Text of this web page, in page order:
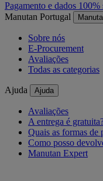
Pagamento e dados 100%
Manutan Portugal
Sobre nós
E-Procurement
Avaliações
Todas as categorias
Ajuda Ajuda
Avaliações
A entrega é
Quais as formas de
Como posso
Manutan Expert